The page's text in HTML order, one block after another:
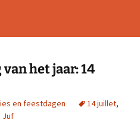
het jaar: 14
en feestdagen 14 juillet,
Juf